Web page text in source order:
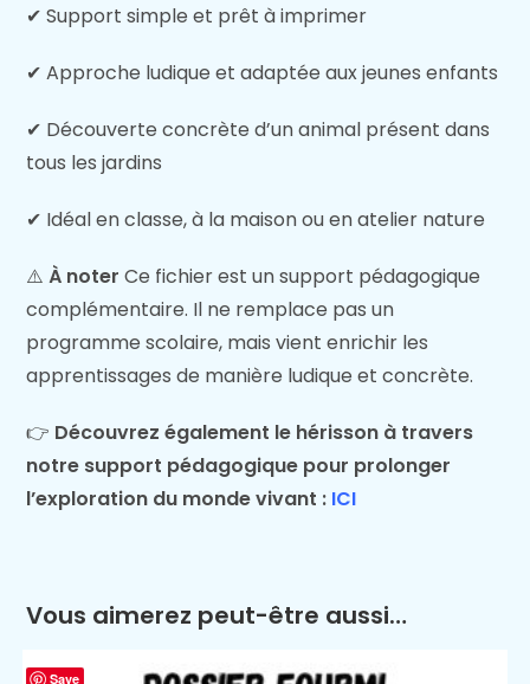
✔ Support simple et prêt à imprimer
✔ Approche ludique et adaptée aux jeunes enfants
✔ Découverte concrète d’un animal présent dans
tous les jardins
✔ Idéal en classe, à la maison ou en atelier nature
⚠️À noter Ce fichier est un support pédagogique
complémentaire. Il ne remplace pas un
programme scolaire, mais vient enrichir les
apprentissages de manière ludique et concrète.
👉 Découvrez également le hérisson à travers
notre support pédagogique pour prolonger
l’exploration du monde vivant : ICI
Vous aimerez peut-être aussi…
Save